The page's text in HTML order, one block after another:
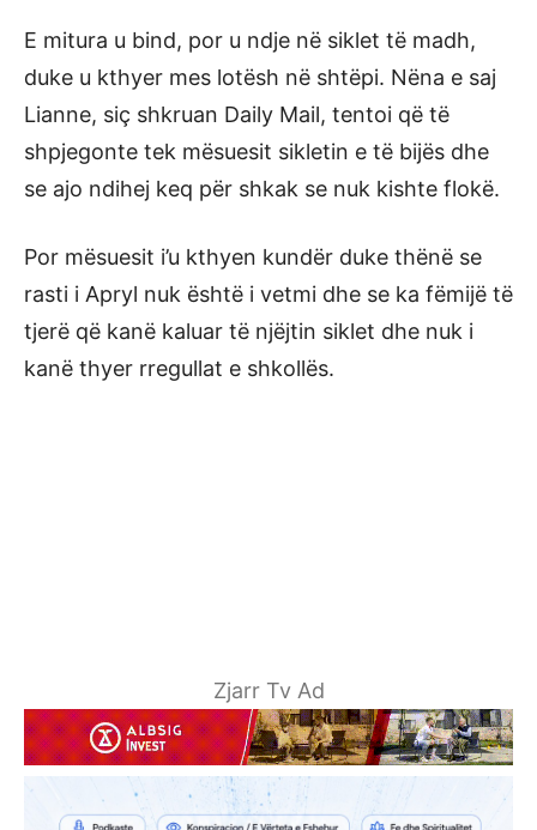
E mitura u bind, por u ndje në siklet të madh,
duke u kthyer mes lotësh në shtëpi. Nëna e saj
Lianne, siç shkruan Daily Mail, tentoi që të
shpjegonte tek mësuesit sikletin e të bijës dhe
se ajo ndihej keq për shkak se nuk kishte flokë.
Por mësuesit i’u kthyen kundër duke thënë se
rasti i Apryl nuk është i vetmi dhe se ka fëmijë të
tjerë që kanë kaluar të njëjtin siklet dhe nuk i
kanë thyer rregullat e shkollës.
Zjarr Tv Ad